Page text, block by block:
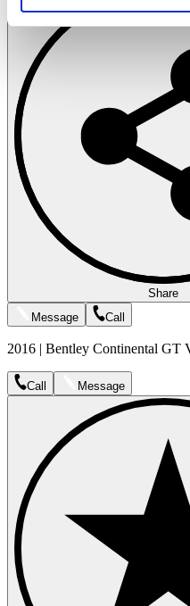
soziale Medien, Werbung
Partner führen diese
weiteren Daten
haben oder die sie im
gesammelt haben.
Share
Message
Call
2016 | Bentley Continental GT
Call Message